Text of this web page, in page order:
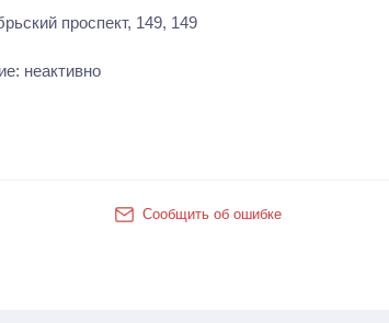
проспект, 149, 149
неактивно
Сообщить об ошибке